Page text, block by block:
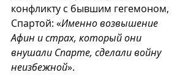
конфликту с бывшим гегемоном,
Спартой: «Именно возвышение
Афин и страх, который они
внушали Спарте, сделали войну
неизбежной».